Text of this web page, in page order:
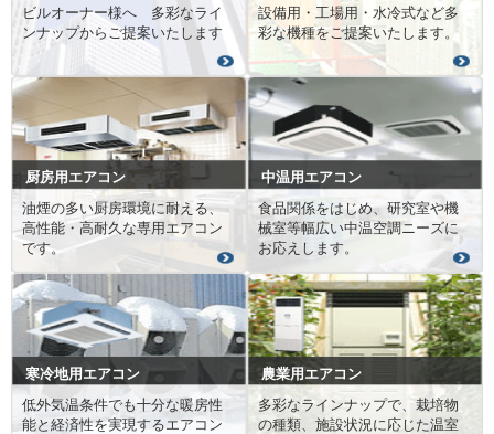
ビルオーナー様へ 多彩なライ
ンナップからご提案いたします
設備用・工場用・水冷式など多
彩な機種をご提案いたします。
厨房用エアコン
油煙の多い厨房環境に耐える、
高性能・高耐久な専用エアコン
です。
中温用エアコン
食品関係をはじめ、研究室や機
械室等幅広い中温空調ニーズに
お応えします。
寒冷地用エアコン
低外気温条件でも十分な暖房性
能と経済性を実現するエアコン
農業用エアコン
多彩なラインナップで、栽培物
の種類、施設状況に応じた温室